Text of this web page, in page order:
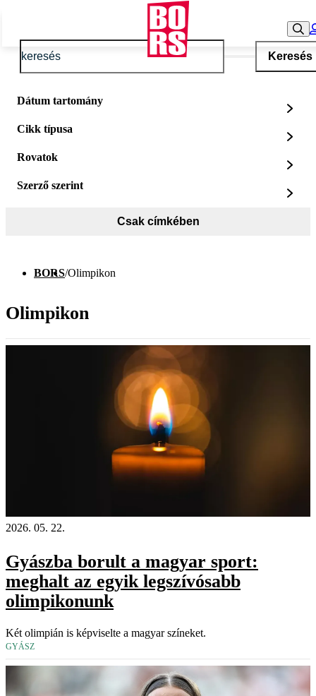
Keresés
Dátum tartomány
Cikk típusa
Rovatok
Szerző szerint
Csak címkében
BORS/Olimpikon
Olimpikon
2026. 05. 22.
Gyászba borult a magyar sport:
meghalt az egyik legszívósabb
olimpikonunk
Két olimpián is képviselte a magyar színeket.
GYÁSZ